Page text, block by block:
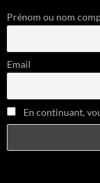
Prénom ou nom
Email
En continuant,